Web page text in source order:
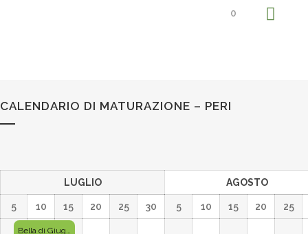
0
CALENDARIO DI MATURAZIONE – PERI
LUGLIO AGOSTO
5 10 15 20 25 30 5 10 15 20 25
Bella di Giugno